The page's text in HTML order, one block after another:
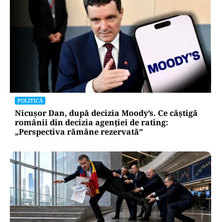
POLITICĂ
Nicușor Dan, după decizia Moody’s. Ce câștigă
românii din decizia agenției de rating:
„Perspectiva rămâne rezervată”